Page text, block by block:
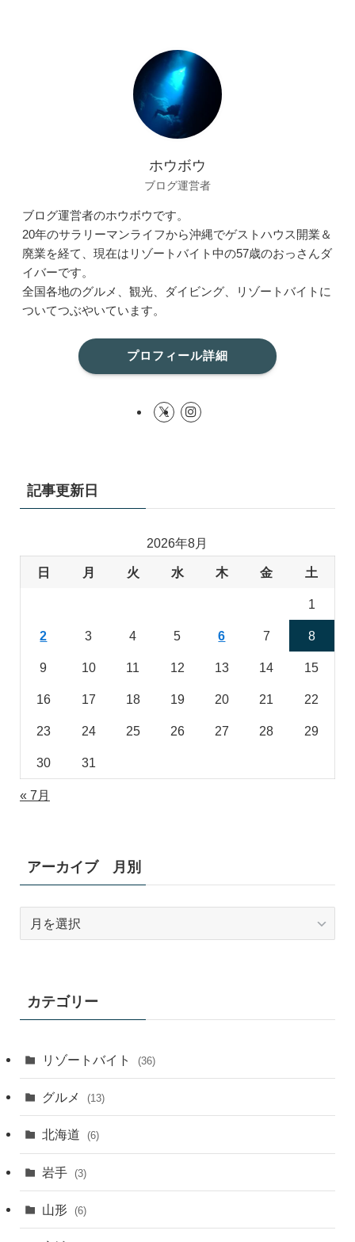
ホウボウ
ブログ運営者
ブログ運営者のホウボウです。
20年のサラリーマンライフから沖縄でゲストハウス開業＆
廃業を経て、現在はリゾートバイト中の57歳のおっさんダ
イバーです。
全国各地のグルメ、観光、ダイビング、リゾートバイトに
ついてつぶやいています。
プロフィール詳細
記事更新日
2026年8月
日 月 火 水 木 金 土
1
2 3 4 5 6 7 8
9 10 11 12 13 14 15
16 17 18 19 20 21 22
23 24 25 26 27 28 29
30 31
« 7月
アーカイブ 月別
ブ
カテゴリー
リゾートバイト (36)
グルメ (13)
北海道 (6)
岩手 (3)
山形 (6)